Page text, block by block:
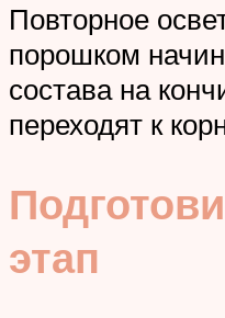
Повторное
порошком
состава на
переходят к
этап